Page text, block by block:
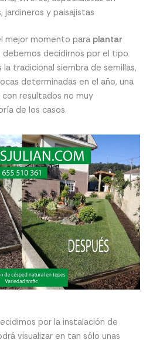
jardineros y paisajistas
mejor momento para plantar
debemos decidirnos por el tipo
la tradicional siembra de semillas,
determinadas en el año, una
resultados no muy
de los casos.
por la instalación de
visualizar en tan sólo unas